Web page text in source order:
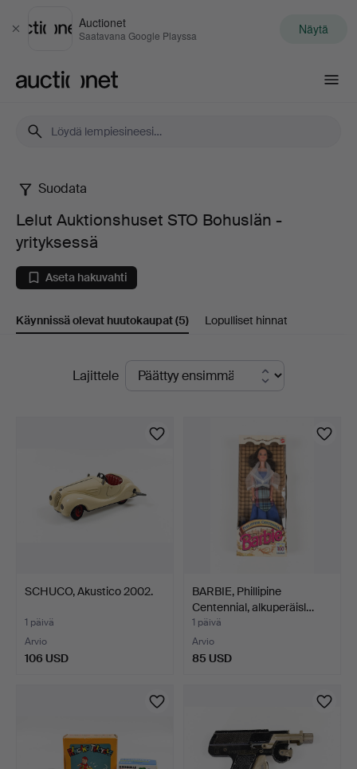
Sulje
Auctionet
Saatavana Google Playssa Näytä
Lelut
Auktionshuset
STO
Bohuslän
yrityksessä
Suodata
Lelut Auktionshuset STO Bohuslän -
yrityksessä
Aseta hakuvahti
Käynnissä olevat huutokaupat(5) Lopulliset hinnat
KäynnissäLajittele
SCHUCO, Akustico 2002.
1 päivä
Arvio
106 USD
BARBIE, Phillipine
Centennial, alkuperäisl…
1 päivä
Arvio
85 USD